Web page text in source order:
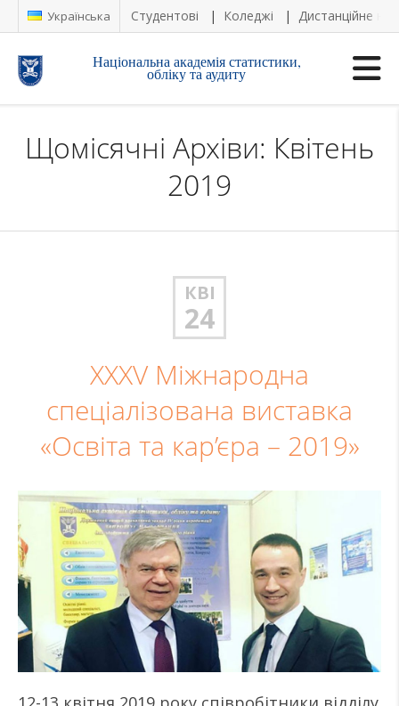
Українська Студентові Коледжі Дистанційне
Національна академія статистики,
обліку та аудиту
Щомісячні Архіви: Квітень
2019
КВІ
24
XXXV Міжнародна
спеціалізована виставка
«Освіта та кар’єра – 2019»